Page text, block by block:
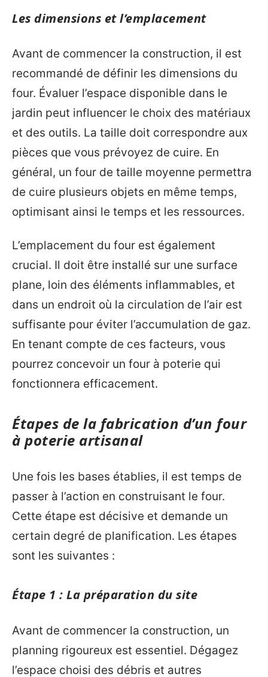
Les dimensions et l’emplacement
Avant de commencer la construction, il est
recommandé de définir les dimensions du
four. Évaluer l’espace disponible dans le
jardin peut influencer le choix des matériaux
et des outils. La taille doit correspondre aux
pièces que vous prévoyez de cuire. En
général, un four de taille moyenne permettra
de cuire plusieurs objets en même temps,
optimisant ainsi le temps et les ressources.
L’emplacement du four est également
crucial. Il doit être installé sur une surface
plane, loin des éléments inflammables, et
dans un endroit où la circulation de l’air est
suffisante pour éviter l’accumulation de gaz.
En tenant compte de ces facteurs, vous
pourrez concevoir un four à poterie qui
fonctionnera efficacement.
Étapes de la fabrication d’un four
à poterie artisanal
Une fois les bases établies, il est temps de
passer à l’action en construisant le four.
Cette étape est décisive et demande un
certain degré de planification. Les étapes
sont les suivantes :
Étape 1 : La préparation du site
Avant de commencer la construction, un
planning rigoureux est essentiel. Dégagez
l’espace choisi des débris et autres